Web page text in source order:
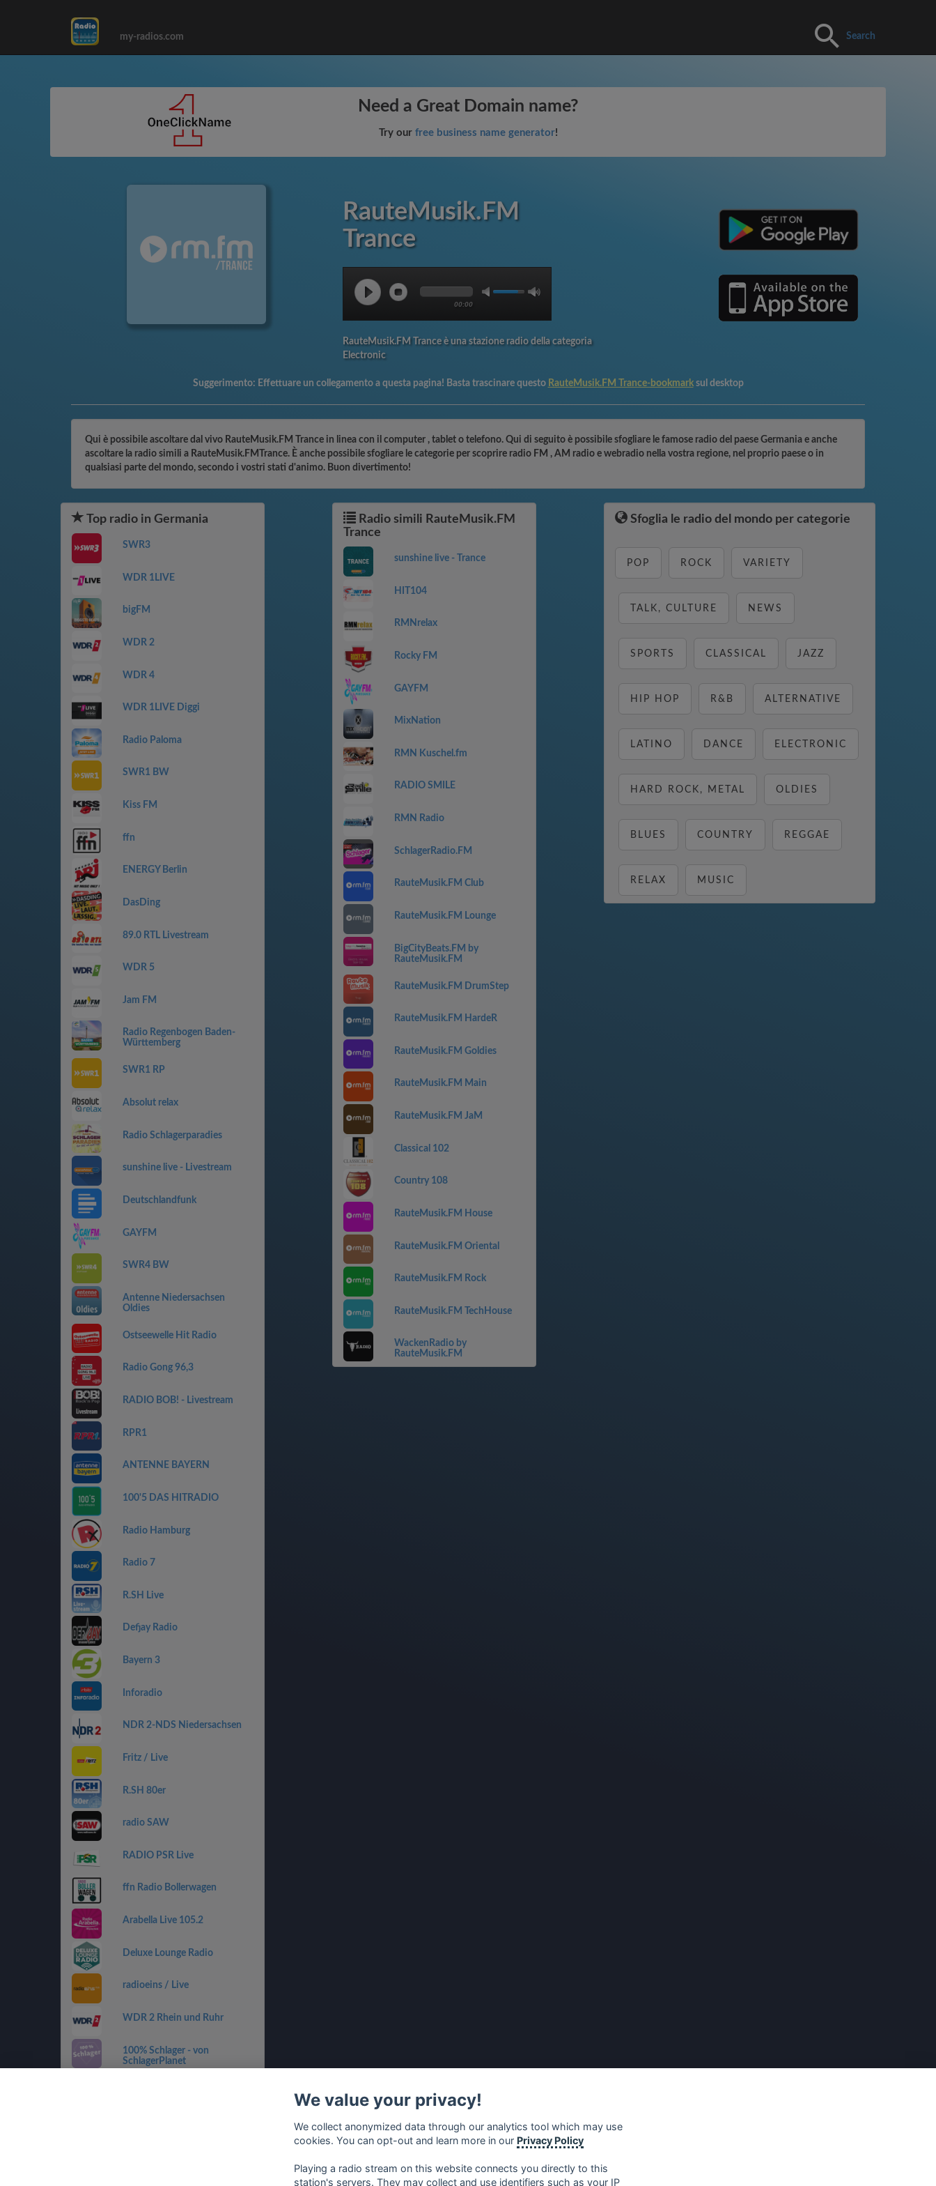
my-radios.com Search
Need a Great Domain name?
Try our free business name generator!
RauteMusik.FM
Trance
00:00
RauteMusik.FM Trance è una stazione radio della categoria
Electronic
Suggerimento: Effettuare un collegamento a questa pagina! Basta trascinare questo RauteMusik.FM Trance-bookmark sul desktop
Qui è possibile ascoltare dal vivo RauteMusik.FM Trance in linea con il computer , tablet o telefono. Qui di seguito è possibile sfogliare le famose radio del paese Germania e anche
ascoltare la radio simili a RauteMusik.FMTrance. È anche possibile sfogliare le categorie per scoprire radio FM , AM radio e webradio nella vostra regione, nel proprio paese o in
qualsiasi parte del mondo, secondo i vostri stati d'animo. Buon divertimento!
Top radio in Germania
SWR3
WDR 1LIVE
bigFM
WDR 2
WDR 4
WDR 1LIVE Diggi
Radio Paloma
SWR1 BW
Kiss FM
ffn
ENERGY Berlin
DasDing
89.0 RTL Livestream
WDR 5
Jam FM
Radio Regenbogen Baden-
Württemberg
SWR1 RP
Absolut relax
Radio Schlagerparadies
sunshine live - Livestream
Deutschlandfunk
GAYFM
SWR4 BW
Antenne Niedersachsen
Oldies
Ostseewelle Hit Radio
Radio Gong 96,3
RADIO BOB! - Livestream
RPR1
ANTENNE BAYERN
100'5 DAS HITRADIO
Radio Hamburg
Radio 7
R.SH Live
Defjay Radio
Bayern 3
Inforadio
NDR 2-NDS Niedersachsen
Fritz / Live
R.SH 80er
radio SAW
RADIO PSR Live
ffn Radio Bollerwagen
Arabella Live 105.2
Deluxe Lounge Radio
radioeins / Live
WDR 2 Rhein und Ruhr
100% Schlager - von
SchlagerPlanet
Radio simili RauteMusik.FM
Trance
sunshine live - Trance
HIT104
RMNrelax
Rocky FM
GAYFM
MixNation
RMN Kuschel.fm
RADIO SMILE
RMN Radio
SchlagerRadio.FM
RauteMusik.FM Club
RauteMusik.FM Lounge
BigCityBeats.FM by
RauteMusik.FM
RauteMusik.FM DrumStep
RauteMusik.FM HardeR
RauteMusik.FM Goldies
RauteMusik.FM Main
RauteMusik.FM JaM
Classical 102
Country 108
RauteMusik.FM House
RauteMusik.FM Oriental
RauteMusik.FM Rock
RauteMusik.FM TechHouse
WackenRadio by
RauteMusik.FM
Sfoglia le radio del mondo per categorie
POP ROCK VARIETY
TALK, CULTURE NEWS
SPORTS CLASSICAL JAZZ
HIP HOP R&B ALTERNATIVE
LATINO DANCE ELECTRONIC
HARD ROCK, METAL OLDIES
BLUES COUNTRY REGGAE
RELAX MUSIC
We value your privacy!
We collect anonymized data through our analytics tool which may use
cookies. You can opt-out and learn more in our Privacy Policy
Playing a radio stream on this website connects you directly to this
station's servers. They may collect and use identifiers such as your IP